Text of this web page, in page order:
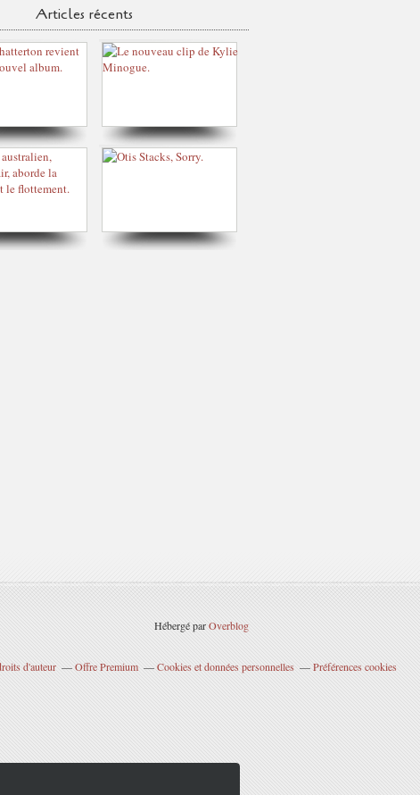
Articles récents
Hébergé parOverblog
d'auteur Offre Premium Cookies et données personnelles Préférences cookies